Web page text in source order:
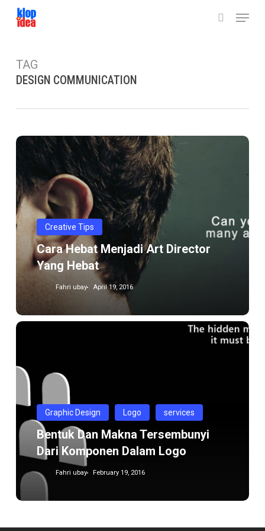
Menu
TAG
DESIGN COMMUNICATION
Cara
Art
Director
yang
hebat
Creative Tips
Cara Hebat Menjadi Art Director
Yang Hebat
Fahri ubay April 19, 2016
Bentuk
Tersembunyi
Dari
Komponen
Dalam
Graphic Design Logo services
Bentuk Dan Makna Tersembunyi
Dari Komponen Dalam Logo
Fahri ubay February 19, 2016